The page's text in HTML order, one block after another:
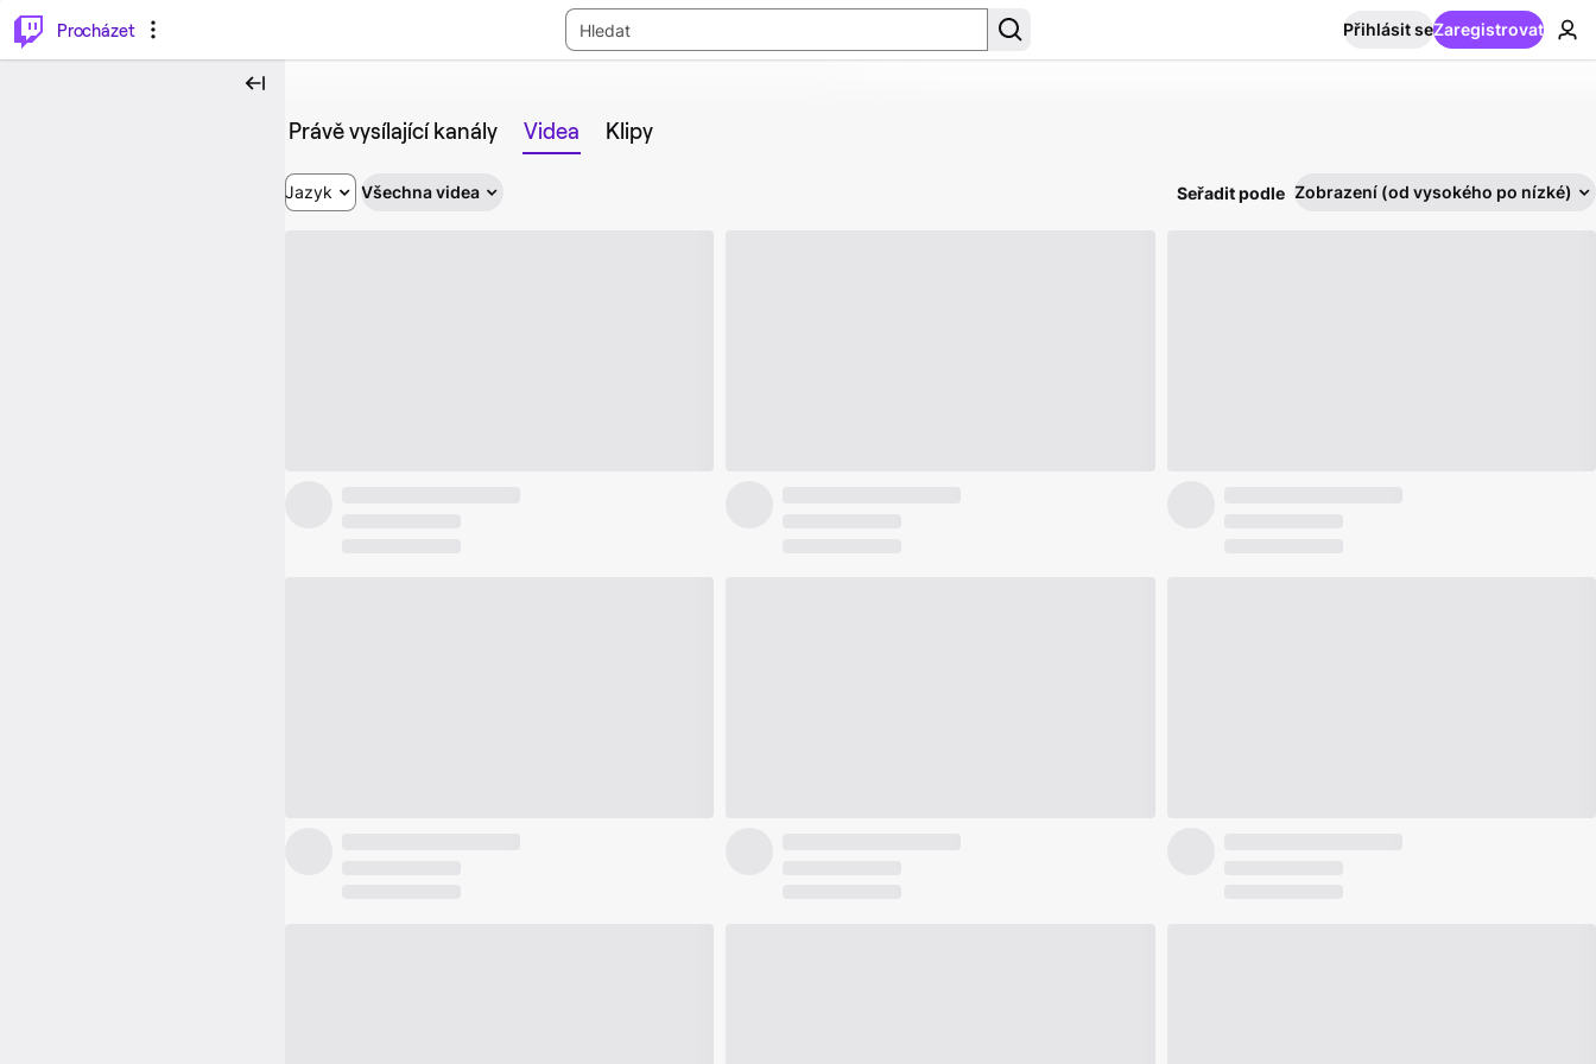
Procházet
Přihlásit seZaregistrovat
Právě vysílající kanály Videa Klipy
Jazyk Všechna videa Seřadit podle Zobrazení (od vysokého po nízké)